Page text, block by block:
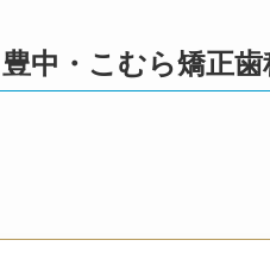
中・こむら矯正歯